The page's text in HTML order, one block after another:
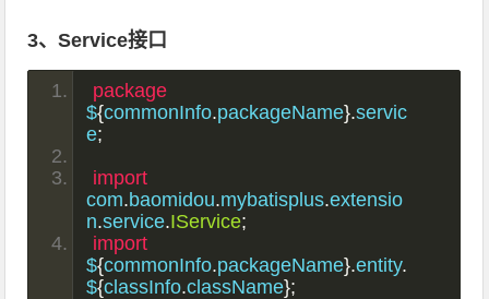
3、Service接口
package
${commonInfo.packageName}.servic
e;
import
com.baomidou.mybatisplus.extensio
n.service.IService;
import
${commonInfo.packageName}.entity.
${classInfo.className};